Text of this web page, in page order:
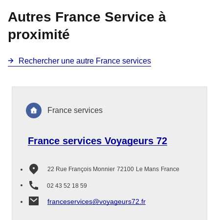
Autres France Service à
proximité
Rechercher une autre France services
France services Voyageurs 72
22 Rue François Monnier 72100 Le Mans France
02 43 52 18 59
franceservices@voyageurs72.fr
France services